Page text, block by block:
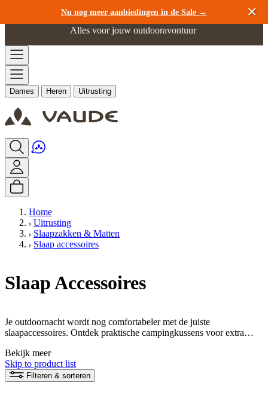
Nu nog meer aanbiedingen in de Sale →
Ga naar de inhoud
Alles voor jouw outdooravontuur
Dames Heren Uitrusting
Home
Uitrusting
Slaapzakken & Matten
Slaap accessoires
Slaap Accessoires
Je outdoornacht wordt nog comfortabeler met de juiste
slaapaccessoires. Ontdek praktische campingkussens voor extra
vocht en een pompzak waarmee je je slaapmat gemakkelijk kunt
opblazen. We bieden ook compressiezakken die de pakmaat van je
slaapzak verkleinen zodat je hem kunt opbergen om ruimte te
Bekijk meer
Skip to product list
Filteren & sorteren